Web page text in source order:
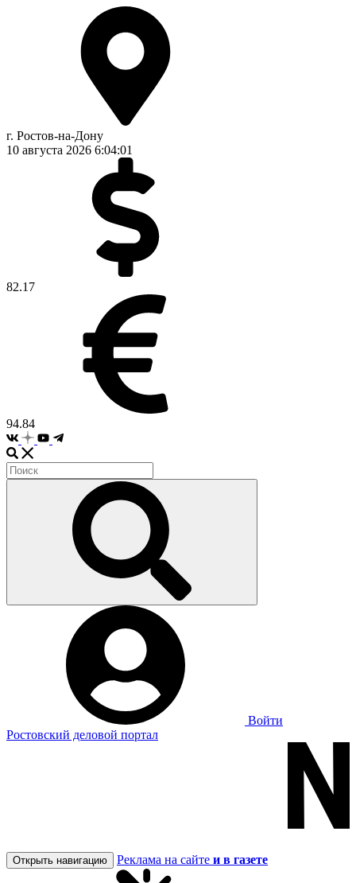
г. Ростов-на-Дону
10 августа 2026 6:04:01
82.17
94.84
Войти
Ростовский деловой портал
Открыть навигацию Реклама на сайте и в газете